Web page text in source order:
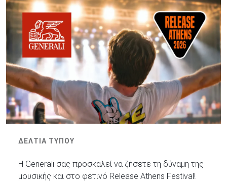
ΔΕΛΤΙΑ ΤΥΠΟΥ
Η Generali σας προσκαλεί να ζήσετε τη δύναμη της
μουσικής και στο φετινό Release Athens Festival!